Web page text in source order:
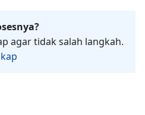
agar tidak salah langkah.